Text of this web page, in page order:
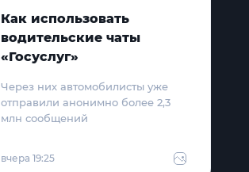
Как использовать
водительские чаты
«Госуслуг»
Через них автомобилисты уже
отправили анонимно более 2,3
млн сообщений
вчера 19:25